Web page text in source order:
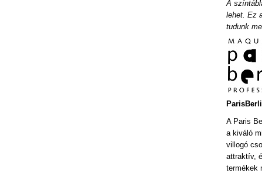
A
lehet. Ez
tudunk
A Paris
a kiváló
villogó
attraktív,
termékek